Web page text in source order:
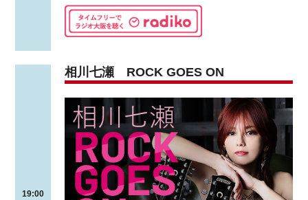
19:00
相川七瀬 ROCK GOES ON